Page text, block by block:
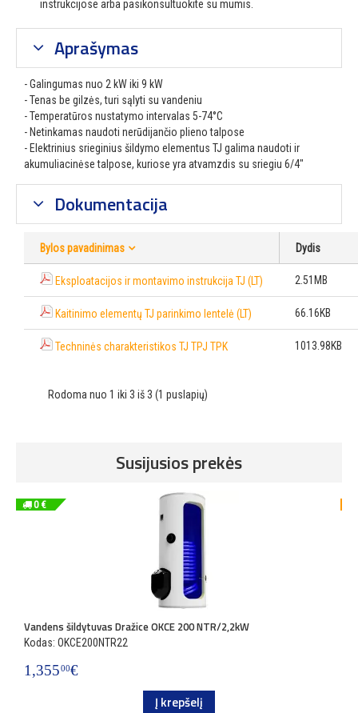
instrukcijose arba pasikonsultuokite su mumis.
Aprašymas
- Galingumas nuo 2 kW iki 9 kW
- Tenas be gilzės, turi sąlyti su vandeniu
- Temperatūros nustatymo intervalas 5-74°C
- Netinkamas naudoti nerūdijančio plieno talpose
- Elektrinius srieginius šildymo elementus TJ galima naudoti ir
akumuliacinėse talpose, kuriose yra atvamzdis su sriegiu 6/4"
Dokumentacija
Bylos pavadinimas Dydis
Eksploatacijos ir montavimo instrukcija TJ (LT) 2.51MB
Kaitinimo elementų TJ parinkimo lentelė (LT) 66.16KB
Techninės charakteristikos TJ TPJ TPK 1013.98KB
Rodoma nuo 1 iki 3 iš 3 (1 puslapių)
Susijusios prekės
0 €
Vandens šildytuvas Dražice OKCE 200 NTR/2,2kW
Kodas: OKCE200NTR22
1,35500€
Į krepšelį